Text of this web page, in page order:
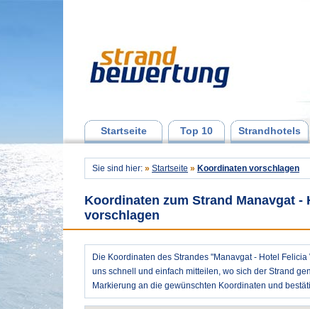
Startseite Top 10 Strandhotels
Sie sind hier: » Startseite » Koordinaten vorschlagen
Koordinaten zum Strand Manavgat -
vorschlagen
Die Koordinaten des Strandes "Manavgat - Hotel
uns schnell und einfach mitteilen, wo sich der Strand
Markierung an die gewünschten Koordinaten und